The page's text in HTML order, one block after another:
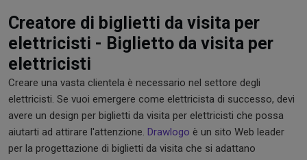
Creatore di biglietti da visita per
elettricisti - Biglietto da visita per
elettricisti
Creare una vasta clientela è necessario nel settore degli
elettricisti. Se vuoi emergere come elettricista di successo, devi
avere un design per biglietti da visita per elettricisti che possa
aiutarti ad attirare l'attenzione. Drawlogo è un sito Web leader
per la progettazione di biglietti da visita che si adattano